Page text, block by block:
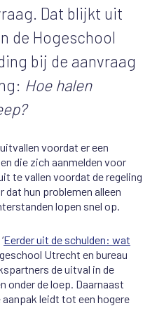
Dat blijkt uit
de Hogeschool
bij de aanvraag
Hoe halen
voordat er een
die zich aanmelden voor
te vallen voordat de regeling
hun problemen alleen
lopen snel op.
Eerder uit de schulden: wat
Utrecht en bureau
de uitval in de
onder de loep. Daarnaast
leidt tot een hogere